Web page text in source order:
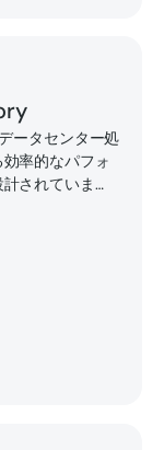
ータセンター処
率的なパフォ
されていま